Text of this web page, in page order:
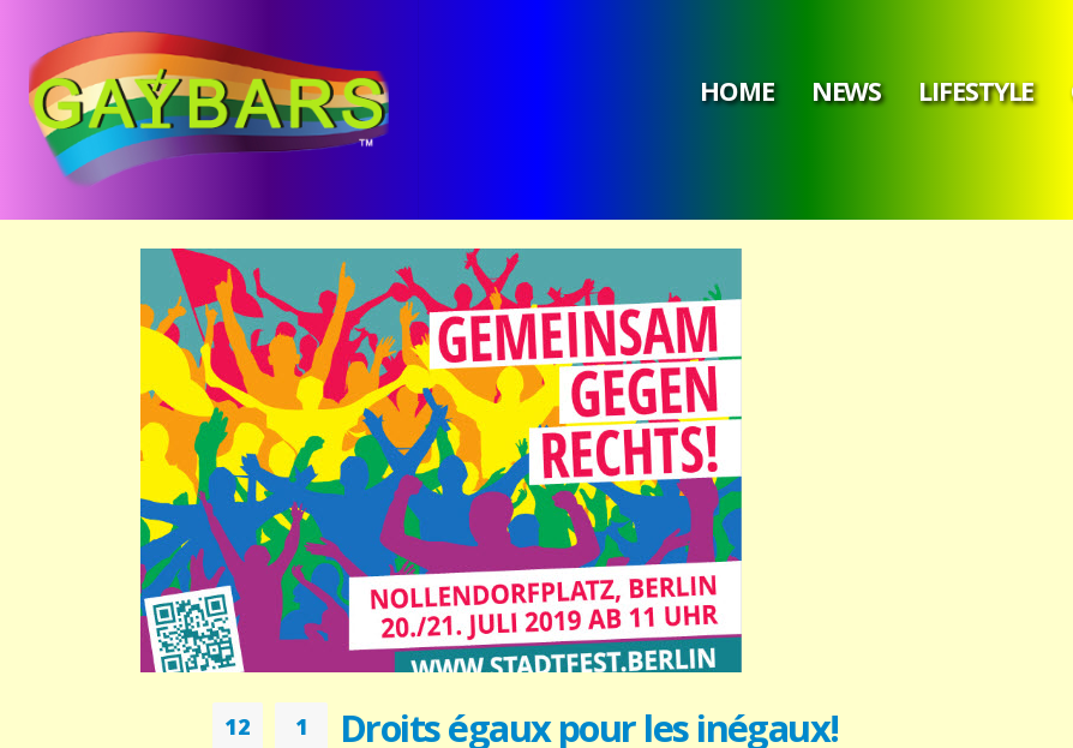
HOME NEWS LIFESTYLE
12 1 Droits égaux pour les inégaux!